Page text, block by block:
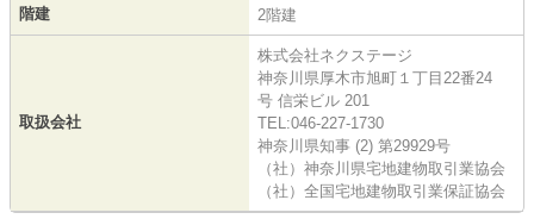
階建 2階建
取扱会社
株式会社ネクステージ
神奈川県厚木市旭町１丁目22番24
号 信栄ビル 201
TEL:046-227-1730
神奈川県知事 (2) 第29929号
（社）神奈川県宅地建物取引業協会
（社）全国宅地建物取引業保証協会